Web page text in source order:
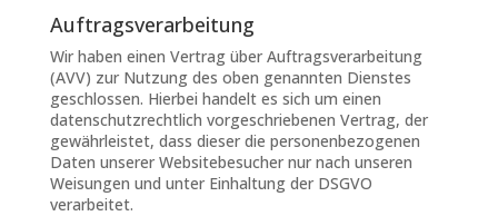
Auftragsverarbeitung
Wir haben einen Vertrag über Auftragsverarbeitung
(AVV) zur Nutzung des oben genannten Dienstes
geschlossen. Hierbei handelt es sich um einen
datenschutzrechtlich vorgeschriebenen Vertrag, der
gewährleistet, dass dieser die personenbezogenen
Daten unserer Websitebesucher nur nach unseren
Weisungen und unter Einhaltung der DSGVO
verarbeitet.